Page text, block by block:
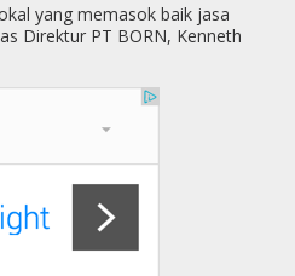
yang memasok baik jasa
Direktur PT BORN, Kenneth